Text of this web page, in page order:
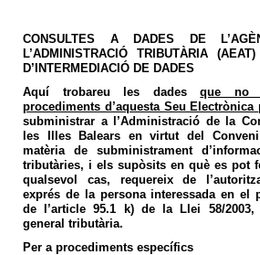
CONSULTES A DADES DE
L’ADMINISTRACIÓ TRIBUTÀRIA
D’INTERMEDIACIÓ DE DADES
Aquí trobareu les dadesque no
procediments d’aquesta Seu Electrònica
subministrar a l’Administració de la
les Illes Balears en virtut del
matèria de subministrament
tributàries, i els supòsits en què es pot
qualsevol cas, requereix de
exprés de la persona interessada en el
de l’article 95.1 k) de la Llei 58/
general tributària.
Per a procediments específics